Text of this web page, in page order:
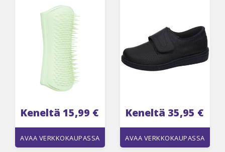
Keneltä 15,99 €
AVAA VERKKOKAUPASSA
Keneltä 35,95 €
AVAA VERKKOKAUPASSA